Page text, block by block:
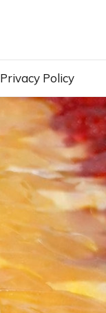
Privacy Policy